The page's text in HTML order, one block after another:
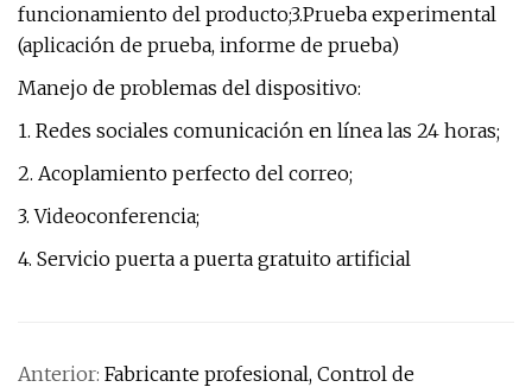
funcionamiento del producto;3.Prueba experimental
(aplicación de prueba, informe de prueba)
Manejo de problemas del dispositivo:
1. Redes sociales comunicación en línea las 24 horas;
2. Acoplamiento perfecto del correo;
3. Videoconferencia;
4. Servicio puerta a puerta gratuito artificial
Anterior: Fabricante profesional, Control de